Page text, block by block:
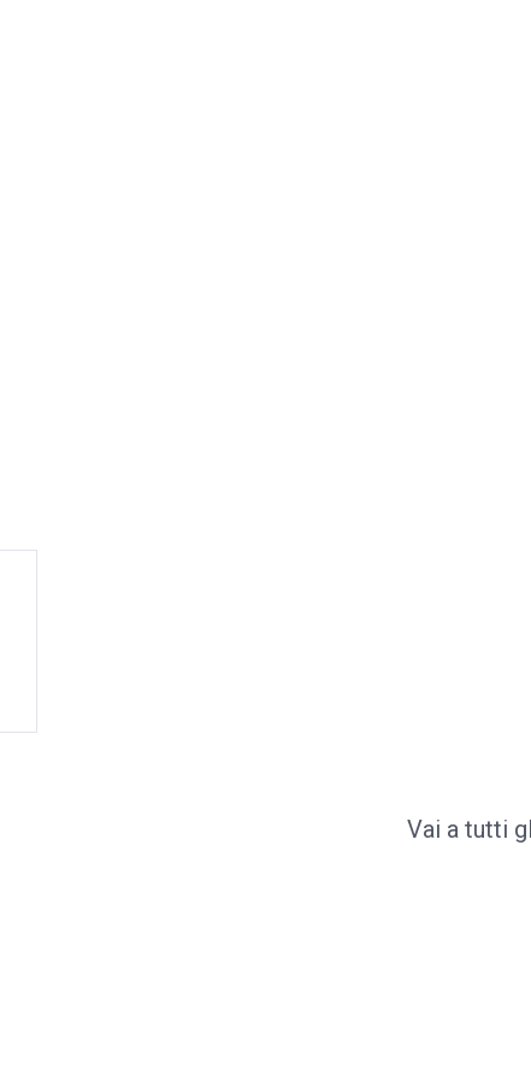
Vai a tutti